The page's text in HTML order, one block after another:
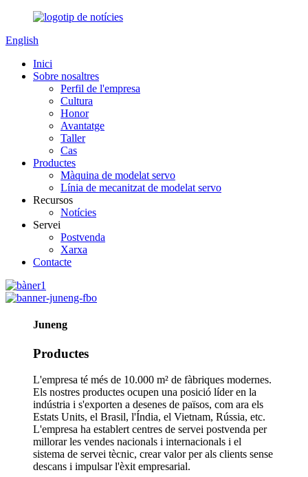
English
Inici
Sobre nosaltres
Perfil de l'empresa
Cultura
Honor
Avantatge
Taller
Cas
Productes
Màquina de modelat servo
Línia de mecanitzat de modelat servo
Recursos
Notícies
Servei
Postvenda
Xarxa
Contacte
Juneng
Productes
L'empresa té més de 10.000 m² de fàbriques modernes.
Els nostres productes ocupen una posició líder en la
indústria i s'exporten a desenes de països, com ara els
Estats Units, el Brasil, l'Índia, el Vietnam, Rússia, etc.
L'empresa ha establert centres de servei postvenda per
millorar les vendes nacionals i internacionals i el
sistema de servei tècnic, crear valor per als clients sense
descans i impulsar l'èxit empresarial.